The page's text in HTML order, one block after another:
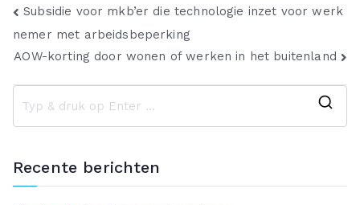
Bericht
navigatie
Subsidie voor mkb’er die technologie inzet voor werk
nemer met arbeidsbeperking
AOW-korting door wonen of werken in het buitenland
Recente berichten